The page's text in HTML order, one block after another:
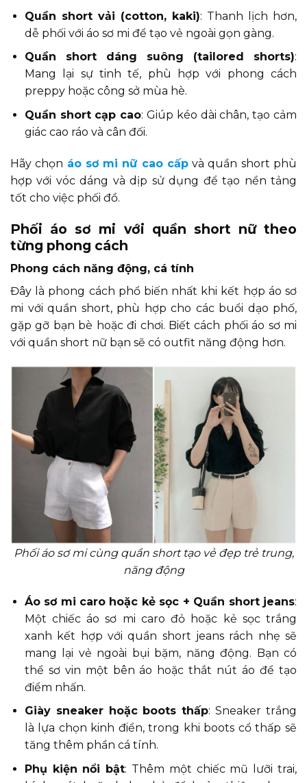
Quần short vải (cotton, kaki): Thanh lịch hơn,
dễ phối với áo sơ mi để tạo vẻ ngoài gọn gàng.
Quần short dáng suông (tailored shorts):
Mang lại sự tinh tế, phù hợp với phong cách
preppy hoặc công sở mùa hè.
Quần short cạp cao: Giúp kéo dài chân, tạo cảm
giác cao ráo và cân đối.
Hãy chọn áo sơ mi nữ cao cấpvà quần short phù
hợp với vóc dáng và dịp sử dụng để tạo nền tảng
tốt cho việc phối đồ.
Phối áo sơ mi với quần short nữ theo
từng phong cách
Phong cách năng động, cá tính
Đây là phong cách phổ biến nhất khi kết hợp áo sơ
mi với quần short, phù hợp cho các buổi dạo phố,
gặp gỡ bạn bè hoặc đi chơi. Biết cách phối áo sơ mi
với quần short nữ bạn sẽ có outfit năng động hơn.
Phối áo sơ mi cùng quần short tạo vẻ đẹp trẻ trung,
năng động
Áo sơ mi caro hoặc kẻ sọc + Quần short jeans:
Một chiếc áo sơ mi caro đỏ hoặc kẻ sọc trắng
xanh kết hợp với quần short jeans rách nhẹ sẽ
mang lại vẻ ngoài bụi bặm, năng động. Bạn có
thể sơ vin một bên áo hoặc thắt nút áo để tạo
điểm nhấn.
Giày sneaker hoặc boots thấp: Sneaker trắng
là lựa chọn kinh điển, trong khi boots cổ thấp sẽ
tăng thêm phần cá tính.
Phụ kiện nổi bật: Thêm một chiếc mũ lưỡi trai,